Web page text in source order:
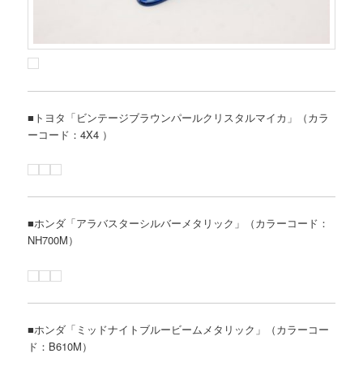
■トヨタ「ビンテージブラウンパールクリスタルマイカ」（カラ
ーコード：4X4 ）
■ホンダ「アラバスターシルバーメタリック」（カラーコード：
NH700M）
■ホンダ「ミッドナイトブルービームメタリック」（カラーコー
ド：B610M）